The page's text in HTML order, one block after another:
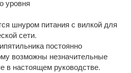
уровня
шнуром питания с вилкой для
сети.
постоянно
возможны незначительные
в настоящем руководстве.